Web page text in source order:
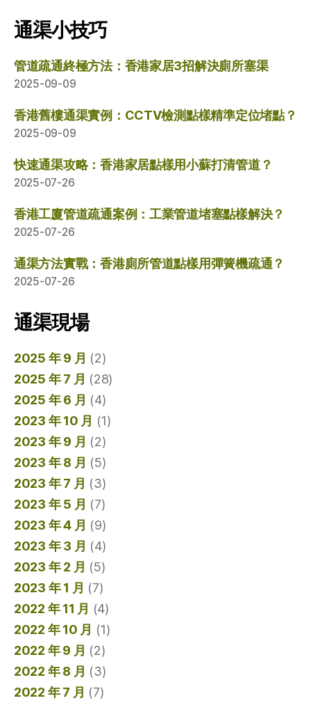
通渠小技巧
管道疏通終極方法：香港家居3招解決廁所塞渠
2025-09-09
香港舊樓通渠實例：CCTV檢測點樣精準定位堵點？
2025-09-09
快速通渠攻略：香港家居點樣用小蘇打清管道？
2025-07-26
香港工廈管道疏通案例：工業管道堵塞點樣解決？
2025-07-26
通渠方法實戰：香港廁所管道點樣用彈簧機疏通？
2025-07-26
通渠現場
2025 年 9 月 (2)
2025 年 7 月 (28)
2025 年 6 月 (4)
2023 年 10 月 (1)
2023 年 9 月 (2)
2023 年 8 月 (5)
2023 年 7 月 (3)
2023 年 5 月 (7)
2023 年 4 月 (9)
2023 年 3 月 (4)
2023 年 2 月 (5)
2023 年 1 月 (7)
2022 年 11 月 (4)
2022 年 10 月 (1)
2022 年 9 月 (2)
2022 年 8 月 (3)
2022 年 7 月 (7)